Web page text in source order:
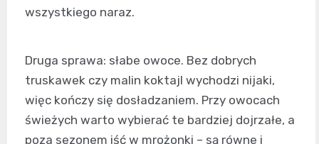
wszystkiego naraz.
Druga sprawa: słabe owoce. Bez dobrych
truskawek czy malin koktajl wychodzi nijaki,
więc kończy się dosładzaniem. Przy owocach
świeżych warto wybierać te bardziej dojrzałe, a
poza sezonem iść w mrożonki – są równe i